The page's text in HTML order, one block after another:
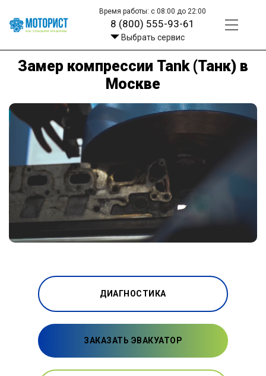
Время работы: с 08:00 до 22:00
8 (800) 555-93-61
Выбрать сервис
Замер компрессии Tank (Танк) в
Москве
ДИАГНОСТИКА
ЗАКАЗАТЬ ЭВАКУАТОР